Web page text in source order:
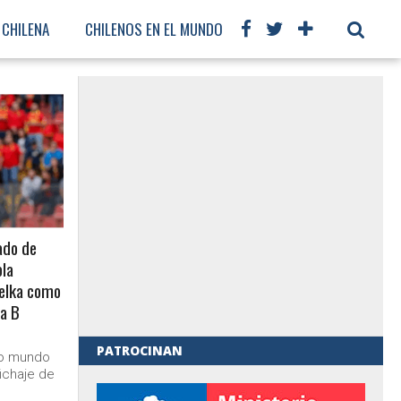
CHILENOS EN EL MUNDO FÚTBOL INTERNACIONAL
de
como
B
mundo
de
PATROCINAN
de Gobierno